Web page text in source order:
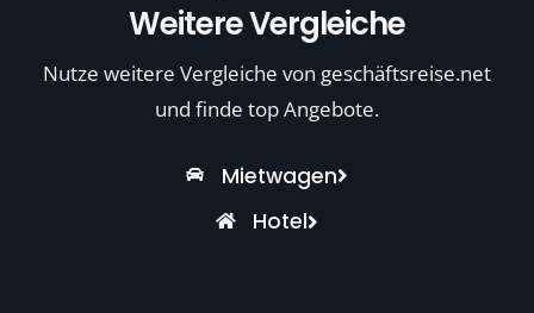
Weitere Vergleiche
Nutze weitere Vergleiche von geschäftsreise.net
und finde top Angebote.
Mietwagen
Hotel